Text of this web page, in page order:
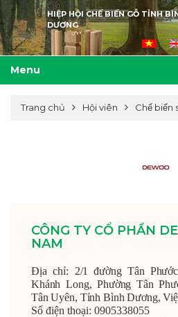
HIỆP HỘI CHẾ BIẾN GỖ TỈNH
DƯƠNG
Menu
Trang chủ Hội viên Chế biến
CÔNG TY CỔ PHẦN
NAM
Địa chỉ: 2/1 đường Tân
Khánh Long, Phường Tân
Tân Uyên, Tỉnh Bình Dương,
Số điện thoại: 0905338055